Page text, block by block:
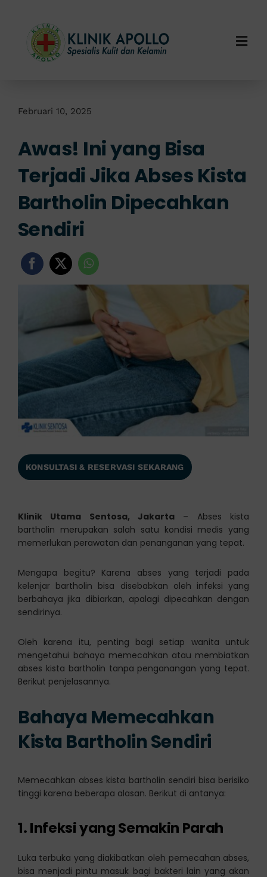
content
Layanan Kami
Info Klinik
Februari 10, 2025
Awas! Ini yang Bisa
Terjadi Jika Abses Kista
Bartholin Dipecahkan
Sendiri
KONSULTASI & RESERVASI SEKARANG
Klinik Utama Sentosa, Jakarta – Abses kista
bartholin merupakan salah satu kondisi medis yang
memerlukan perawatan dan penanganan yang tepat.
Mengapa begitu? Karena abses yang terjadi pada
kelenjar bartholin bisa disebabkan oleh infeksi yang
berbahaya jika dibiarkan, apalagi dipecahkan dengan
sendirinya.
Oleh karena itu, penting bagi setiap wanita untuk
mengetahui bahaya memecahkan atau membiatkan
abses kista bartholin tanpa penganangan yang tepat.
Berikut penjelasannya.
Bahaya Memecahkan
Kista Bartholin Sendiri
Memecahkan abses kista bartholin sendiri bisa berisiko
tinggi karena beberapa alasan. Berikut di antanya:
1. Infeksi yang Semakin Parah
Luka terbuka yang diakibatkan oleh pemecahan abses,
bisa menjadi pintu masuk bagi bakteri lain yang akan